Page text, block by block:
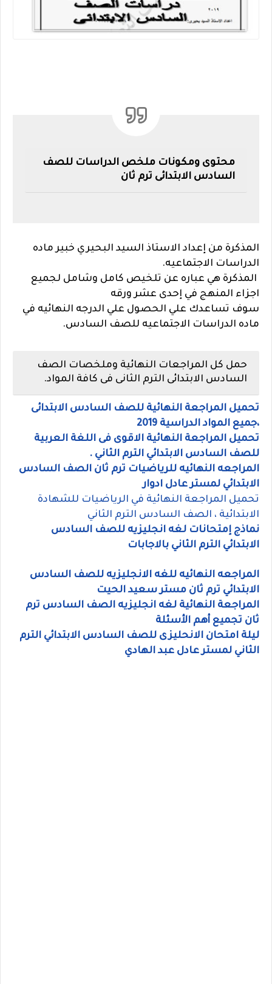
محتوى ومكونات ملخص الدراسات للصف
السادس الابتدائى ترم ثان
المذكرة من إعداد الاستاذ السيد البحيري خبير ماده
الدراسات الاجتماعيه.
المذكرة هي عباره عن تلخيص كامل وشامل لجميع
اجزاء المنهج في إحدى عشر ورقه
سوف تساعدك علي الحصول علي الدرجه النهائيه في
ماده الدراسات الاجتماعيه للصف السادس.
حمل كل المراجعات النهائية وملخصات الصف
السادس الابتدائى الترم الثانى فى كافة المواد.
تحميل المراجعة النهائية للصف السادس الابتدائى
،جميع المواد الدراسية 2019
تحميل المراجعة النهائية الاقوى فى اللغة العربية
للصف السادس الابتدائي الترم الثاني .
المراجعه النهائيه للرياضيات ترم ثان الصف السادس
الابتدائي لمستر عادل ادوار
تحميل المراجعة النهائية في الرياضيات للشهادة
الابتدائية ، الصف السادس الترم الثاني
نماذج إمتحانات لغه انجليزيه للصف السادس
الابتدائي الترم الثاني بالاجابات
المراجعه النهائيه للغه الانجليزيه للصف السادس
الابتدائي ترم ثان مستر سعيد الحيت
المراجعة النهائية لغه انجليزيه الصف السادس ترم
ثان تجميع أهم الأسئلة
ليلة امتحان الانحليزى للصف السادس الابتدائي الترم
الثاني لمستر عادل عبد الهادي